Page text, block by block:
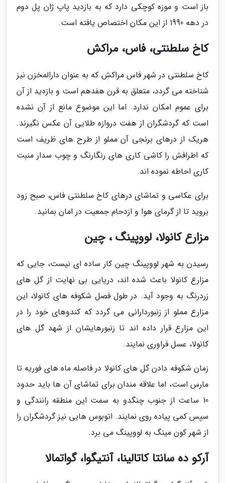
باز است و موزه کوچکی دارد که به بازدید پاپ ژان پل دوم
در دهه 1990 از این مکان اختصاص یافته است.
کاخ سلطنتی، فاس، مراکش
کاخ سلطنتی در شهر فاس مراکش که به عنوان دارالمخزن نیز
شناخته می گردد، متعلق به قرن هفدهم است و بازدید از آن
برای عموم امکان ندارد. اما این موضوع مانع از آن نشده
است که گردشگران از هفت دروازه طلایی آن عکس نگیرند.
هریک از درهای برنجی آن مملو از طرح های ظریف است
که اطرافش را کاشی کاری های رنگارنگ و چوب سدار منبت
کاری احاطه نموده اند.
برای عکاسی و تماشای درهای کاخ سلطنتی فاس، صبح زود
بروید تا از گرمای هوا و ازدحام جمعیت در امان بمانید.
مزارع کانولا، لووپینگ ، چین
رسیدن به شهر لووپینگ چین کار ساده ای نیست، جایی که
مزارع کانولا باعث شده اند، دریایی بی نهایت از گل های
زردرنگ به وجود آید. در طول فصل شکوفه های کانولا، این
مزارع مملو از زنبوردارانی می گردد که کندوهای خود را در
این مزارع قرار داده اند تا زنبورهایشان از شهد گل های
کانولا، عسل فراوری نمایند.
زمان شکوفه دادن گل های کانولا در فاصله ماه های فوریه تا
مارس است، اما علاقه مندان برای تماشای آن ها باید حدود
10 ساعت از جنوب چنگدو به سمت این منطقه رانندگی و
سپس کمی پیاده روی نمایند. اتوبوس هایی نیز گردشگران را
از شهر کون مینگ به لووپینگ می برد.
آرکو ده سانتا کاتالینا، آنتیگوا، گواتمالا